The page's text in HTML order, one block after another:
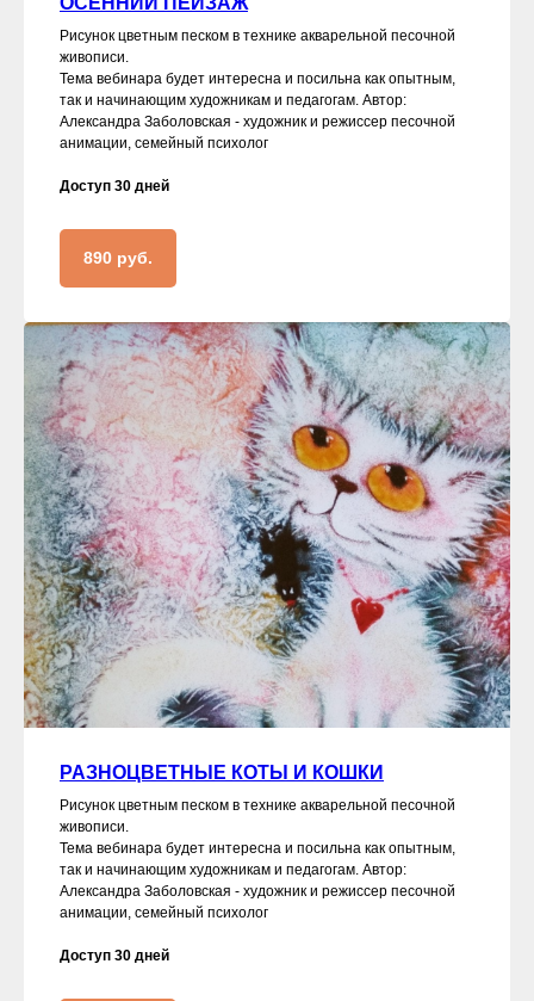
Рисунок цветным песком в технике акварельной песочной
живописи.
Тема вебинара будет интересна и посильна как опытным,
так и начинающим художникам и педагогам. Автор:
Александра Заболовская - художник и режиссер песочной
анимации, семейный психолог
Доступ 30 дней
890 руб.
РАЗНОЦВЕТНЫЕ КОТЫ И КОШКИ
Рисунок цветным песком в технике акварельной песочной
живописи.
Тема вебинара будет интересна и посильна как опытным,
так и начинающим художникам и педагогам. Автор:
Александра Заболовская - художник и режиссер песочной
анимации, семейный психолог
Доступ 30 дней